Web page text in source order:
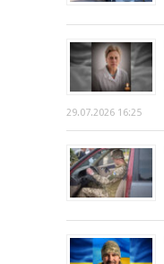
29.07.2026 16:25